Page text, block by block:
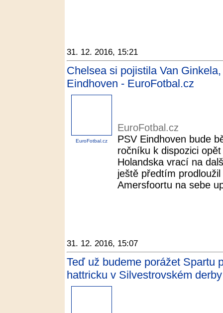
31. 12. 2016, 15:21
Chelsea si pojistila Van
Eindhoven - EuroFotbal.cz
EuroFotbal.cz
EuroFotbal.cz
PSV Eindhoven bude
ročníku k dispozici
Holandska vrací na
ještě předtím
Amersfoortu na sebe
31. 12. 2016, 15:07
Teď už budeme porážet Spartu
hattricku v Silvestrovském